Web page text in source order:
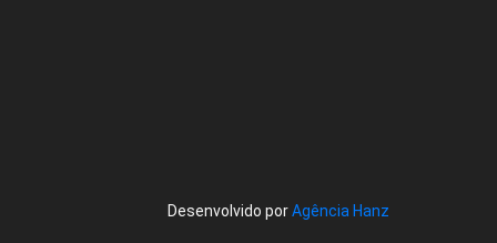
Desenvolvido porAgência Hanz